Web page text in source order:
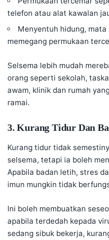
telefon atau alat kawalan
Menyentuh hidung,
memegang permukaan
Selsema lebih mudah
orang seperti sekolah,
awam, klinik dan rumah
ramai.
3. Kurang Tidur Dan
Kurang tidur tidak
selsema, tetapi ia boleh
Apabila badan letih, stres
imun mungkin tidak
Ini boleh membuatkan
apabila terdedah kepada
sedang sibuk bekerja,